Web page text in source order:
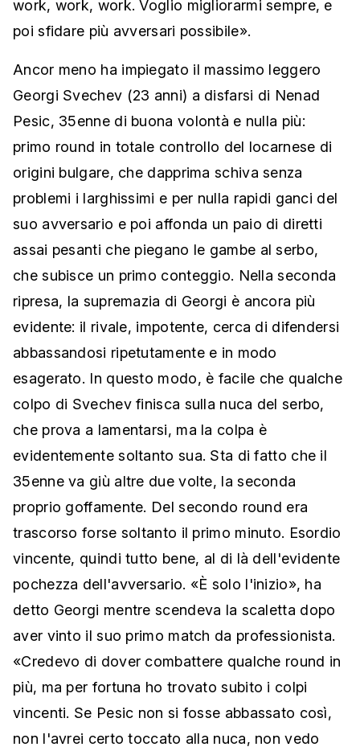
work, work, work. Voglio migliorarmi sempre, e
poi sfidare più avversari possibile».
Ancor meno ha impiegato il massimo leggero
Georgi Svechev (23 anni) a disfarsi di Nenad
Pesic, 35enne di buona volontà e nulla più:
primo round in totale controllo del locarnese di
origini bulgare, che dapprima schiva senza
problemi i larghissimi e per nulla rapidi ganci del
suo avversario e poi affonda un paio di diretti
assai pesanti che piegano le gambe al serbo,
che subisce un primo conteggio. Nella seconda
ripresa, la supremazia di Georgi è ancora più
evidente: il rivale, impotente, cerca di difendersi
abbassandosi ripetutamente e in modo
esagerato. In questo modo, è facile che qualche
colpo di Svechev finisca sulla nuca del serbo,
che prova a lamentarsi, ma la colpa è
evidentemente soltanto sua. Sta di fatto che il
35enne va giù altre due volte, la seconda
proprio goffamente. Del secondo round era
trascorso forse soltanto il primo minuto. Esordio
vincente, quindi tutto bene, al di là dell'evidente
pochezza dell'avversario. «È solo l'inizio», ha
detto Georgi mentre scendeva la scaletta dopo
aver vinto il suo primo match da professionista.
«Credevo di dover combattere qualche round in
più, ma per fortuna ho trovato subito i colpi
vincenti. Se Pesic non si fosse abbassato così,
non l'avrei certo toccato alla nuca, non vedo